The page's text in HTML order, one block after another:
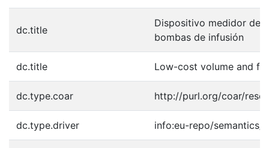
dc.title
Dispositivo medidor de
bombas de infusión
dc.title Low-cost volume and
dc.type.coar http://purl.org/coar/
dc.type.driver info:eu-repo/semantics/